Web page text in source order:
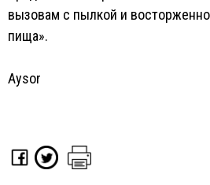
вызовам с пылкой и
пища».
Aysor